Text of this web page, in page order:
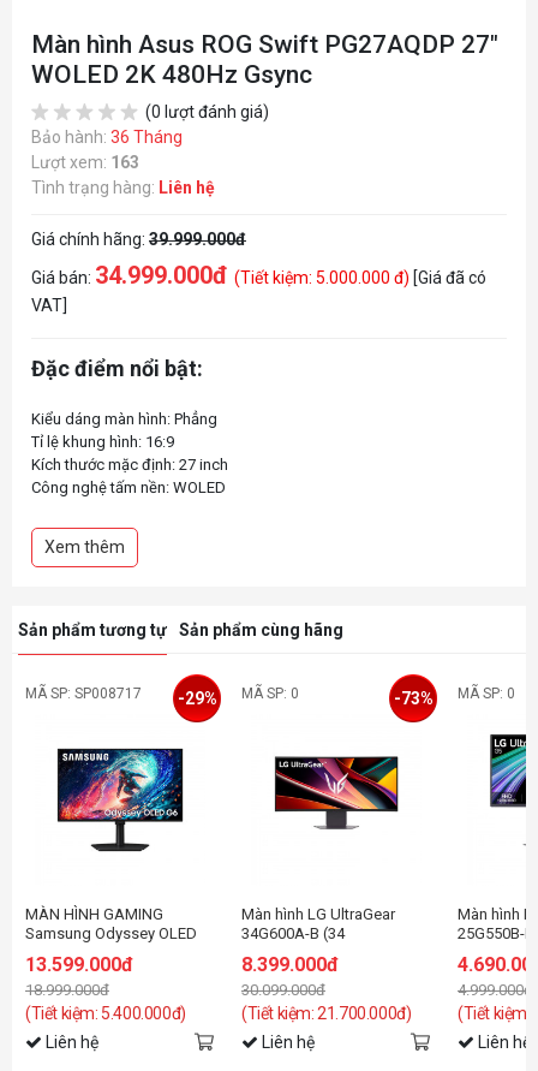
Màn hình Asus ROG Swift PG27AQDP 27"
WOLED 2K 480Hz Gsync
(0 lượt đánh giá)
Bảo hành: 36 Tháng
Lượt xem: 163
Tình trạng hàng: Liên hệ
Giá chính hãng: 39.999.000đ
Giá bán: 34.999.000đ (Tiết kiệm: 5.000.000 đ) [Giá đã có
VAT]
Đặc điểm nổi bật:
Kiểu dáng màn hình: Phẳng
Tỉ lệ khung hình: 16:9
Kích thước mặc định: 27 inch
Công nghệ tấm nền: WOLED
Độ sáng hiển thị: 450cd/m2 (typical)
Tần số quét màn: 480 Hz (Hertz)
Xem thêm
Sản phẩm tương tự Sản phẩm cùng hãng
MÃ SP: SP008717
MÀN HÌNH GAMING
Samsung Odyssey OLED
LS27HG612SEXXV (27
inch/QHD/OLED/240Hz/0.03ms)
13.599.000đ
18.999.000đ
(Tiết kiệm: 5.400.000đ)
-29%
Liên hệ
MÃ SP: 0
Màn hình LG UltraGear
34G600A-B (34
8.399.000đ
30.099.000đ
(Tiết kiệm: 21.700.000đ)
-73%
Liên hệ
MÃ SP: 0
Màn hình
25G550B-B
4.999.000đ
(Tiết kiệm:
Liên hệ